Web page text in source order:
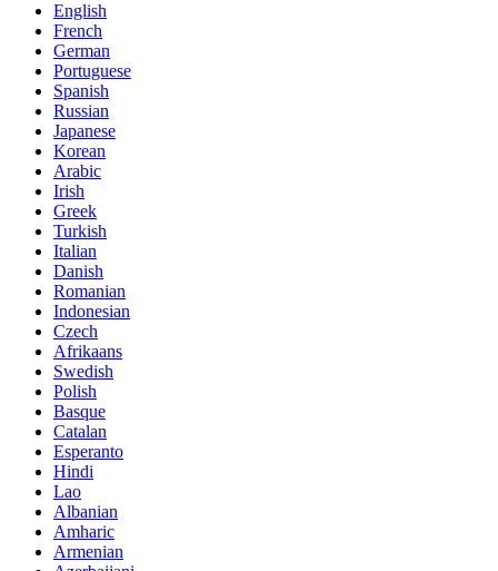
English
French
German
Portuguese
Spanish
Russian
Japanese
Korean
Arabic
Irish
Greek
Turkish
Italian
Danish
Romanian
Indonesian
Czech
Afrikaans
Swedish
Polish
Basque
Catalan
Esperanto
Hindi
Lao
Albanian
Amharic
Armenian